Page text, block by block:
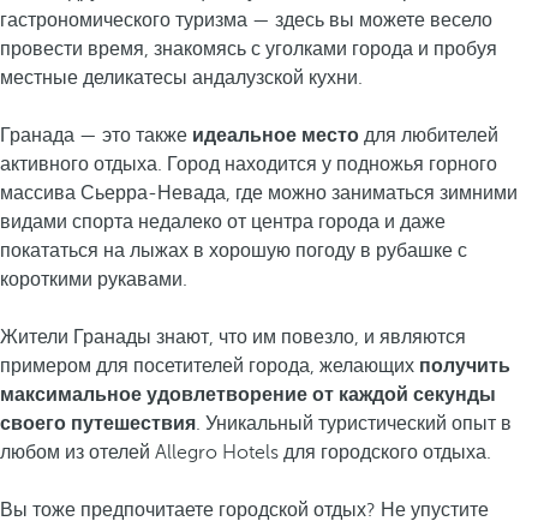
гастрономического туризма — здесь вы можете весело
провести время, знакомясь с уголками города и пробуя
местные деликатесы андалузской кухни.
Гранада — это также идеальное место для любителей
активного отдыха. Город находится у подножья горного
массива Сьерра-Невада, где можно заниматься зимними
видами спорта недалеко от центра города и даже
покататься на лыжах в хорошую погоду в рубашке с
короткими рукавами.
Жители Гранады знают, что им повезло, и являются
примером для посетителей города, желающих получить
максимальное удовлетворение от каждой секунды
своего путешествия. Уникальный туристический опыт в
любом из отелей Allegro Hotels для городского отдыха.
Вы тоже предпочитаете городской отдых? Не упустите